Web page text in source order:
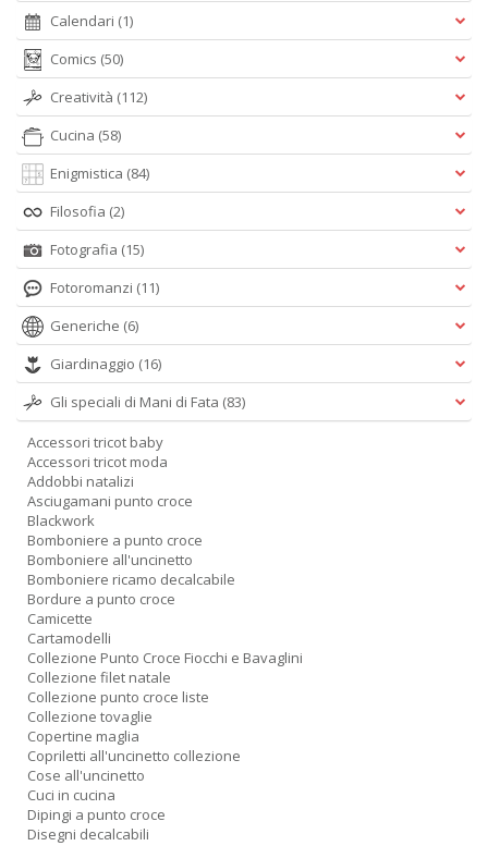
Calendari (1)
Comics (50)
Creatività (112)
Cucina (58)
Enigmistica (84)
Filosofia (2)
Fotografia (15)
Fotoromanzi (11)
Generiche (6)
Giardinaggio (16)
Gli speciali di Mani di Fata (83)
Accessori tricot baby
Accessori tricot moda
Addobbi natalizi
Asciugamani punto croce
Blackwork
Bomboniere a punto croce
Bomboniere all'uncinetto
Bomboniere ricamo decalcabile
Bordure a punto croce
Camicette
Cartamodelli
Collezione Punto Croce Fiocchi e Bavaglini
Collezione filet natale
Collezione punto croce liste
Collezione tovaglie
Copertine maglia
Copriletti all'uncinetto collezione
Cose all'uncinetto
Cuci in cucina
Dipingi a punto croce
Disegni decalcabili